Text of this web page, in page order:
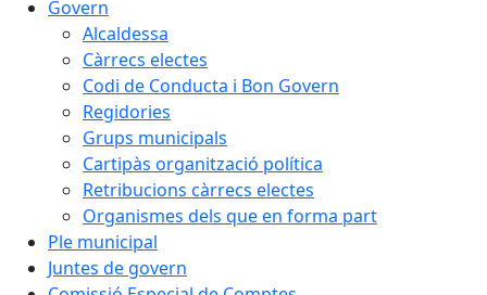
Govern
Alcaldessa
Càrrecs electes
Codi de Conducta i Bon Govern
Regidories
Grups municipals
Cartipàs organització política
Retribucions càrrecs electes
Organismes dels que en forma part
Ple municipal
Juntes de govern